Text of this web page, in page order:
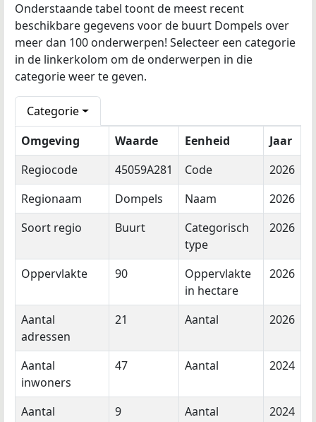
Onderstaande tabel toont de meest recent
beschikbare gegevens voor de buurt Dompels over
meer dan 100 onderwerpen! Selecteer een categorie
in de linkerkolom om de onderwerpen in die
categorie weer te geven.
Categorie
Omgeving
Waarde Eenheid
Jaar
Regiocode
45059A281 Code
2026
Regionaam
Dompels Naam
2026
Soort regio
Buurt
Categorisch
type
2026
Oppervlakte 90
Oppervlakte
in hectare
2026
Aantal
adressen
21 Aantal 2026
Aantal
inwoners
47 Aantal 2024
Aantal
9 Aantal 2024